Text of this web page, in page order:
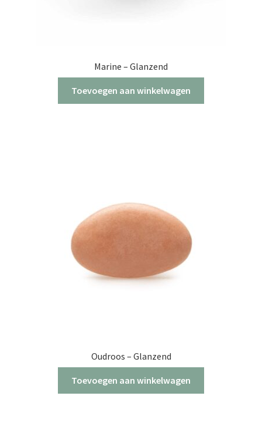
Marine – Glanzend
Toevoegen aan winkelwagen
Oudroos – Glanzend
Toevoegen aan winkelwagen